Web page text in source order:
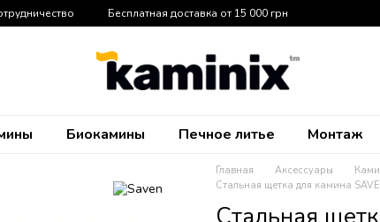
Бесплатная доставка от 15 000 грн
Биокамины Печное литье Монтаж
Главная Аксессуары
Стальная щетка для камина